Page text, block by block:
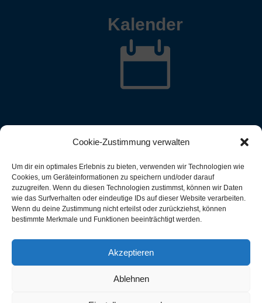
Cookie-Zustimmung verwalten
Um dir ein optimales Erlebnis zu bieten, verwenden wir Technologien wie
Cookies, um Geräteinformationen zu speichern und/oder darauf
zuzugreifen. Wenn du diesen Technologien zustimmst, können wir Daten
wie das Surfverhalten oder eindeutige IDs auf dieser Website verarbeiten.
Wenn du deine Zustimmung nicht erteilst oder zurückziehst, können
bestimmte Merkmale und Funktionen beeinträchtigt werden.
Akzeptieren
Ablehnen
Kalender
